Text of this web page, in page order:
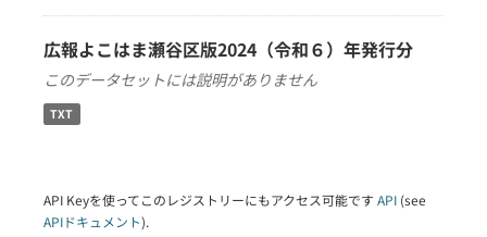
広報よこはま瀬谷区版2024（令和６）年発行分
このデータセットには説明がありません
TXT
API Keyを使ってこのレジストリーにもアクセス可能です API (see
APIドキュメント).